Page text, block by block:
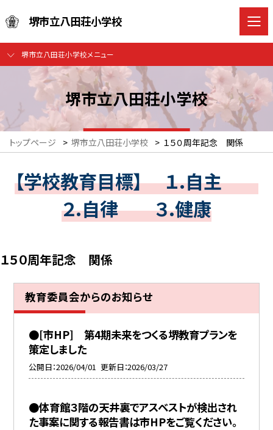
堺市立八田荘小学校
堺市立八田荘小学校メニュー
堺市立八田荘小学校
トップページ > 堺市立八田荘小学校 > １５０周年記念 関係
【学校教育目標】 １.自主
２.自律 ３.健康
１５０周年記念 関係
教育委員会からのお知らせ
●[市HP] 第4期未来をつくる堺教育プランを
策定しました
公開日 2026/04/01 更新日 2026/03/27
●体育館３階の天井裏でアスベストが検出され
た事案に関する報告書は市HPをご覧ください。